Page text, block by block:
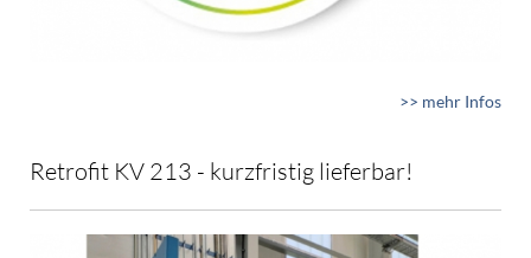
>> mehr Infos
Retrofit KV 213 - kurzfristig lieferbar!